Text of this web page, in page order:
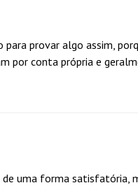
para provar algo assim,
por conta própria e
uma forma satisfatória,